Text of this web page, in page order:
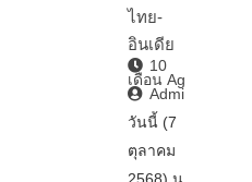
ไทย-
อินเดีย
10
เดือน Ago
Admin2
วันนี้ (7
ตุลาคม